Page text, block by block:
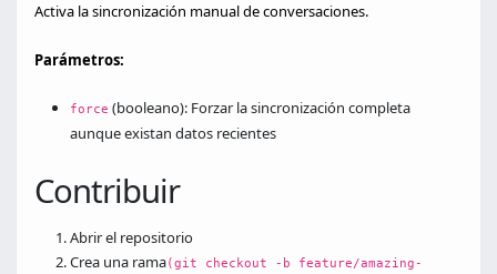
Activa la sincronización manual de conversaciones.
Parámetros:
force (booleano): Forzar la sincronización completa
aunque existan datos recientes
Contribuir
Abrir el repositorio
Crea una rama(git checkout -b feature/amazing-